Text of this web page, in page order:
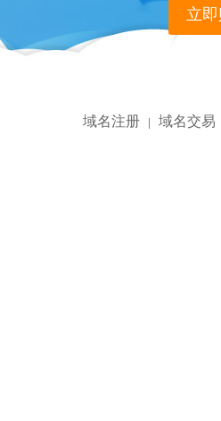
立
域名注册 | 域名交易